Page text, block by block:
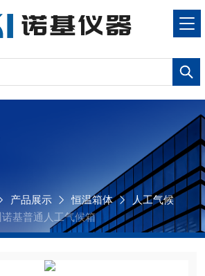
产品展示 恒温箱体
人工气候
诺基普通人工气候箱